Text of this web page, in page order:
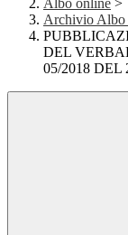
Albo online >
Archivio Albo
DEL
05/2018 DEL